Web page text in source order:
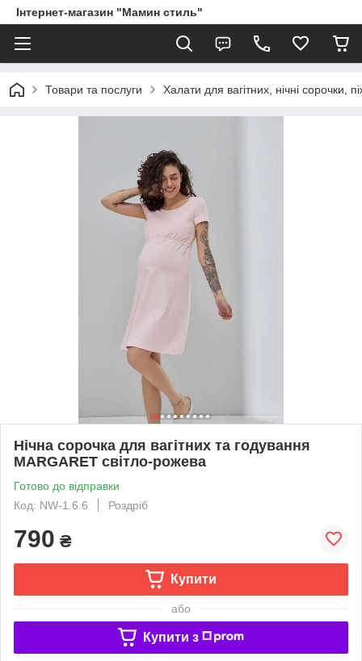
Інтернет-магазин "Мамин стиль"
Товари та послуги Халати для вагітних, нічні сорочки,
Нічна сорочка для вагітних та годування
MARGARET світло-рожева
Готово до відправки
Код: NW-1.6.6
Роздріб
790 ₴
Купити
або
Купити з